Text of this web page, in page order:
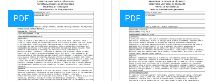
PDF PDF